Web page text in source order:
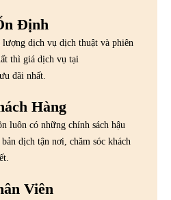
Định
dịch vụ dịch thuật và phiên
thì giá dịch vụ tại
đãi nhất.
Hàng
luôn có những chính sách hậu
dịch tận nơi, chăm sóc khách
Viên